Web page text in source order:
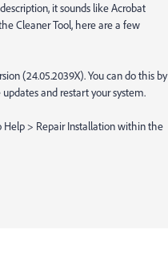
it sounds like Acrobat
Cleaner Tool, here are a few
(24.05.2039X). You can do this by
and restart your system.
Help > Repair Installation within the